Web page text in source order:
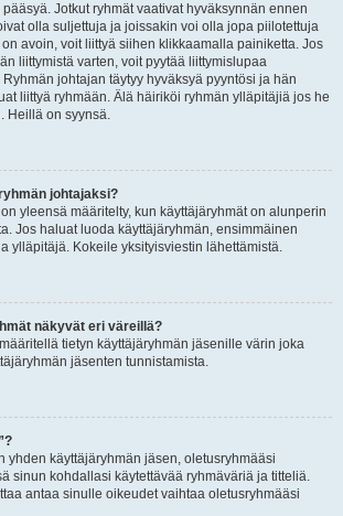
Jotkut ryhmät vaativat hyväksynnän ennen
olla suljettuja ja joissakin voi olla jopa piilotettuja
avoin, voit liittyä siihen klikkaamalla painiketta. Jos
liittymistä varten, voit pyytää liittymislupaa
johtajan täytyy hyväksyä pyyntösi ja hän
liittyä ryhmään. Älä häiriköi ryhmän ylläpitäjiä jos he
Heillä on syynsä.
johtajaksi?
yleensä määritelty, kun käyttäjäryhmät on alunperin
Jos haluat luoda käyttäjäryhmän, ensimmäinen
ylläpitäjä. Kokeile yksityisviestin lähettämistä.
näkyvät eri väreillä?
tietyn käyttäjäryhmän jäsenille värin joka
jäsenten tunnistamista.
yhden käyttäjäryhmän jäsen, oletusryhmääsi
sinun kohdallasi käytettävää ryhmäväriä ja titteliä.
antaa sinulle oikeudet vaihtaa oletusryhmääsi